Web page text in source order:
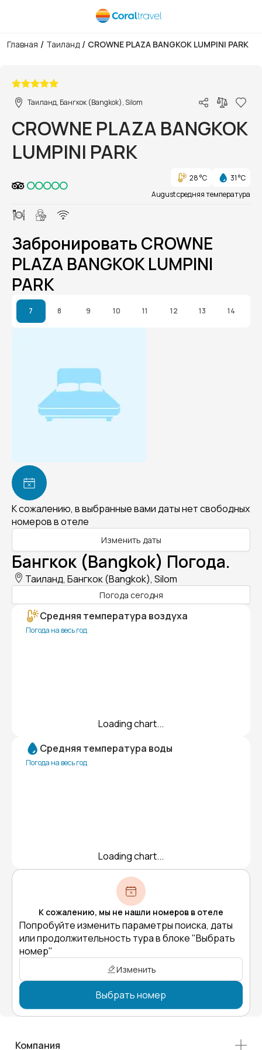
Главная / Таиланд / CROWNE PLAZA BANGKOK LUMPINI PARK
Таиланд, Бангкок (Bangkok), Silom
CROWNE PLAZA BANGKOK
LUMPINI PARK
28 °C
31 °C
August средняя температура
Забронировать CROWNE
PLAZA BANGKOK LUMPINI
PARK
7 8 9 10 11 12 13 14
К сожалению, в выбранные вами даты нет свободных
номеров в отеле
Изменить даты
Бангкок (Bangkok) Погода.
Таиланд, Бангкок (Bangkok), Silom
Погода сегодня
Средняя температура воздуха
Погода на весь год
Loading chart...
Средняя температура воды
Погода на весь год
Loading chart...
К сожалению, мы не нашли номеров в отеле
Попробуйте изменить параметры поиска, даты
или продолжительность тура в блоке "Выбрать
номер"
Изменить
Выбрать номер
Компания